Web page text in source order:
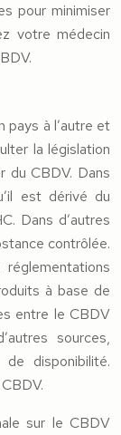
pour minimiser
votre médecin
pays à l’autre et
la législation
du CBDV. Dans
est dérivé du
Dans d’autres
contrôlée.
à base de
entre le CBDV
sources,
disponibilité.
sur le CBDV